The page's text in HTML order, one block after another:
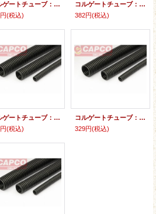
コルゲートチューブ：内径19ミリ長さ100ミリカット製品 （スリット有） ナイロン製（難燃タイプ） （PA製）
(税込)
コルゲートチューブ：内径22ミリ長さ250ミリカット製品 （スリット有） ナイロン製（難燃タイプ） （PA製）
382円(税込)
コルゲートチューブ：内径32ミリ長さ80ミリカット製品 （スリット有） ナイロン製（難燃タイプ） （PA製）
(税込)
コルゲートチューブ：内径28ミリ長さ120ミリカット製品 （スリット有） ナイロン製（難燃タイプ） （PA製）
329円(税込)